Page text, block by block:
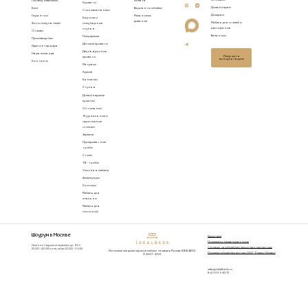
Почему Idealbeds
Блог
Гарантии
Фото покупателей
Отзывы
Производство
Идеи интерьера
Наша команда
Контакты
Кровати
Стеновые панели
Барные и
полубарные
стулья
Полукресла
Детские кровати
Двухъярусные
кровати
Матрасы
Кресла
Банкетки
Стулья
Дизайнерские
кушетки
Оттоманки
Журнальные и
приставные
столики
Зеркала
Прикроватные
тумбы
Столы
ТВ - тумбы
Уличная мебель
Аксессуары
Консоли
Мебель для
спальни
Мебель для
гостиной
оплата
Варианты обивки
Механизмы
диванов
Дизайнерам
Дилерам
Мебель для отелей и
ресторанов
Вакансии
Получить
консультацию
Шоурум в Москве
Нижняя Сыромятническая ул., 10/9
10.00 - 20.00 пн-пт, сб-вс 10.00 - 19.00
Изготовление дизайнерской мебели на заказ в Москве IDEALBEDS.
© 2007 - 2026
Карта сайта
Политика конфиденциальности
Согласие на обработку персональных данных
Политика обработки данных ООО "Яндекс Облако"
sales@idealbeds.ru
8-495-165-30-73